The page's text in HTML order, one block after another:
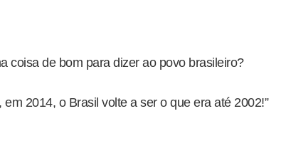
coisa de bom para dizer ao povo brasileiro?
em 2014, o Brasil volte a ser o que era até 2002!”